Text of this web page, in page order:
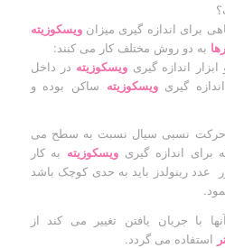
برای اندازه گیری میزانویسکوزیته
به دو روش مختلف کار می کنند:
اندازه گیری ویسکوزیته در داخل
ویسکوزیته ساکن بوده و
حرکت نسبی سیال نسبت به سطح می
اندازه گیری ویسکوزیته به کار
عدد رینولدز باید به حدی کوچک باشد
با جریان یافتن تغییر می کند از
استفاده می گردد.